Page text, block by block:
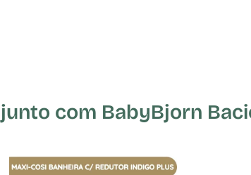
com BabyBjorn